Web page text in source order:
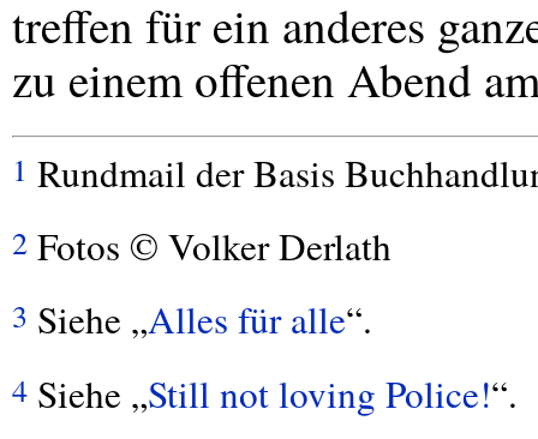
treffen für ein anderes
zu einem offenen Abend
1 Rundmail der Basis
2 Fotos © Volker Derlath
3 Siehe „Alles für alle“.
4 Siehe „Still not loving Police!“.